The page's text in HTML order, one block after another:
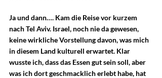
Ja und dann…. Kam die Reise vor kurzem
nach Tel Aviv. Israel, noch nie da gewesen,
keine wirkliche Vorstellung davon, was mich
in diesem Land kulturell erwartet. Klar
wusste ich, dass das Essen gut sein soll, aber
was ich dort geschmacklich erlebt habe, hat